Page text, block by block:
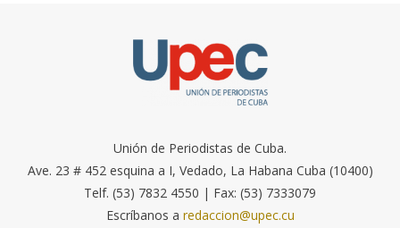
Unión de Periodistas de Cuba.
Ave. 23 # 452 esquina a I, Vedado, La Habana Cuba (10400)
Telf. (53) 7832 4550 | Fax: (53) 7333079
Escríbanos a redaccion@upec.cu